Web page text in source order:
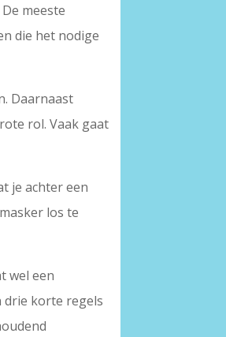
meeste
die het nodige
Daarnaast
rol. Vaak gaat
je achter een
los te
wel een
drie korte regels